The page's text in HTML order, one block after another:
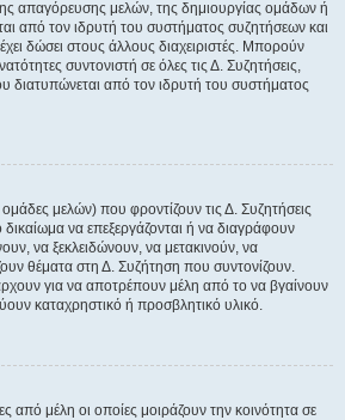
απαγόρευσης μελών, της δημιουργίας ομάδων ή
από τον ιδρυτή του συστήματος συζητήσεων και
δώσει στους άλλους διαχειριστές. Μπορούν
συντονιστή σε όλες τις Δ. Συζητήσεις,
διατυπώνεται από τον ιδρυτή του συστήματος
ομάδες μελών) που φροντίζουν τις Δ. Συζητήσεις
να επεξεργάζονται ή να διαγράφουν
να ξεκλειδώνουν, να μετακινούν, να
θέματα στη Δ. Συζήτηση που συντονίζουν.
για να αποτρέπουν μέλη από το να βγαίνουν
καταχρηστικό ή προσβλητικό υλικό.
από μέλη οι οποίες μοιράζουν την κοινότητα σε